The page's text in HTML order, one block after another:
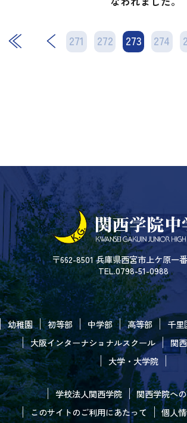
271 272 273 274
次
〒662-8501 兵庫県西宮市上ケ原一
TEL.0798-51-0988
幼稚園 初等部 中学部 高等部
千里
大阪インターナショナルスクール
関
大学・大学院
学校法人関西学院
関西学院へ
このサイトのご利用にあたって
個人